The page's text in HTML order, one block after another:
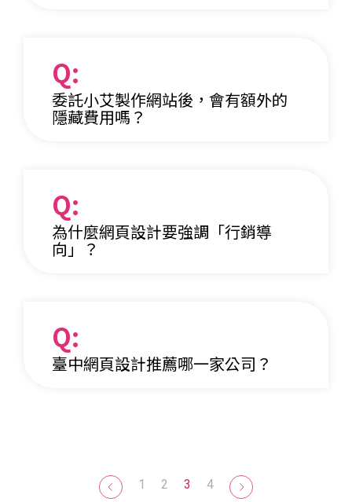
Q:
委託小艾製作網站後，會有額外的
隱藏費用嗎？
Q:
為什麼網頁設計要強調「行銷導
向」？
Q:
臺中網頁設計推薦哪一家公司？
1 2 3 4